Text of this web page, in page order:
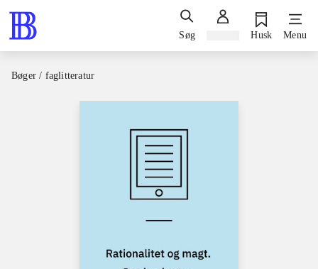
Søg Husk Menu
Bøger / faglitteratur